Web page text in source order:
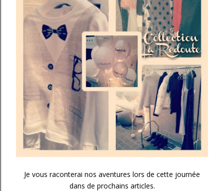
Je vous raconterai nos aventures lors de cette journée
dans de prochains articles.